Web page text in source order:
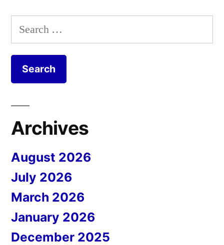
Search
for:
Archives
August 2026
July 2026
March 2026
January 2026
December 2025